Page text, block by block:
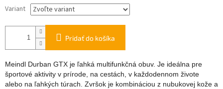
Variant
Pridať do košíka
Meindl Durban GTX je ľahká multifunkčná obuv. Je ideálna pre
športové aktivity v prírode, na cestách, v každodennom živote
alebo na ľahkých túrach. Zvršok je kombináciou z nubukovej kože a